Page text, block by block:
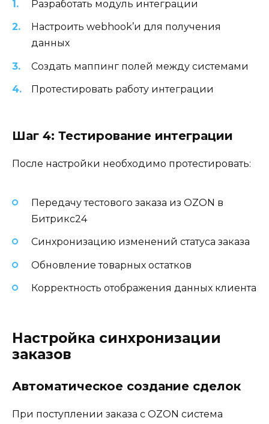
Разработать модуль интеграции
Настроить webhook’и для получения
данных
Создать маппинг полей между системами
Протестировать работу интеграции
Шаг 4: Тестирование интеграции
После настройки необходимо протестировать:
Передачу тестового заказа из OZON в
Битрикс24
Синхронизацию изменений статуса заказа
Обновление товарных остатков
Корректность отображения данных клиента
Настройка синхронизации
заказов
Автоматическое создание сделок
При поступлении заказа с OZON система